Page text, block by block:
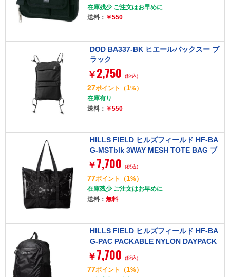
在庫残少 ご注文はお早めに
送料： ￥550
DOD BA337-BK ヒエールバックスー ブ
ラック
￥ 2,750 (税込)
27ポイント （1%）
在庫有り
送料： ￥550
HILLS FIELD ヒルズフィールド HF-BA
G-MSTblk 3WAY MESH TOTE BAG ブ
ラック [3WAYメッシュトートバッグ]
￥ 7,700 (税込)
77ポイント （1%）
在庫残少 ご注文はお早めに
送料： 無料
HILLS FIELD ヒルズフィールド HF-BA
G-PAC PACKABLE NYLON DAYPACK
25L [デイパック]
￥ 7,700 (税込)
77ポイント （1%）